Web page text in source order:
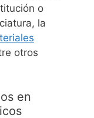
o
la
otros
en